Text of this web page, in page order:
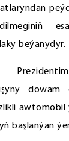
beýanydyr.
başlanýan